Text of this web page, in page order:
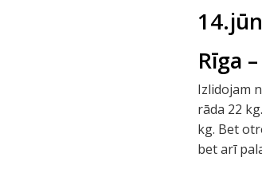
Rīga
Izlidojam
rāda 22
kg. Bet
bet arī